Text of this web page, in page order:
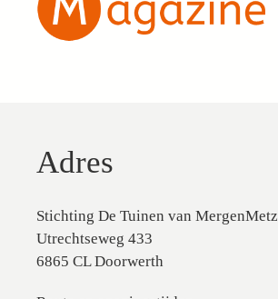
Adres
Stichting De Tuinen van MergenMetz
Utrechtseweg 433
6865 CL Doorwerth